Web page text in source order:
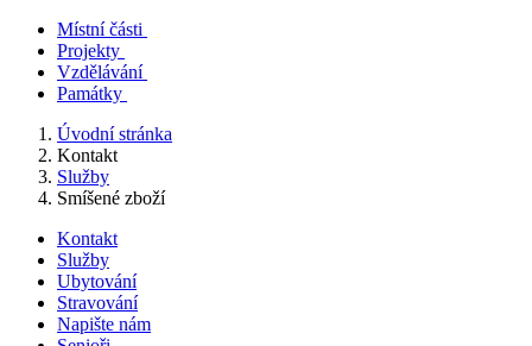
Místní části
Projekty
Vzdělávání
Památky
Úvodní stránka
Kontakt
Služby
Smíšené zboží
Kontakt
Služby
Ubytování
Stravování
Napište nám